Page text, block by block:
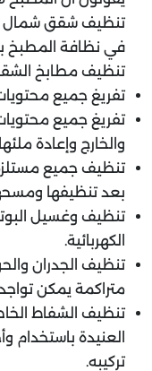
تنظيف شقق شمال
في نظافة المطبخ
تنظيف مطابخ
تفريغ جميع
تفريغ جميع
والخارج وإعادة
تنظيف جميع
بعد تنظيفها
تنظيف وغسيل
الكهربائية.
تنظيف الجدران
متراكمة يمكن
تنظيف الشفاط
العنيدة باستخدام
تركيبه.